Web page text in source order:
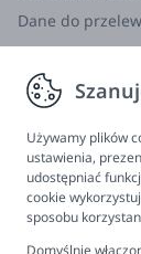
Dane do
Zwroty,
Informacje
Program
FAQ -
Newsletter
Używamy plików
ustawienia,
udostępniać
cookie
sposobu
Domyślnie